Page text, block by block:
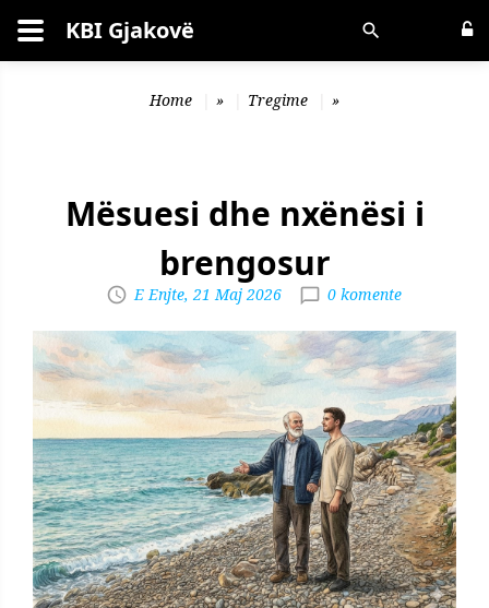
Kërko KBI Gjakovë
Home » Tregime »
Mësuesi dhe nxënësi i
brengosur
E Enjte, 21 Maj 2026 0 komente